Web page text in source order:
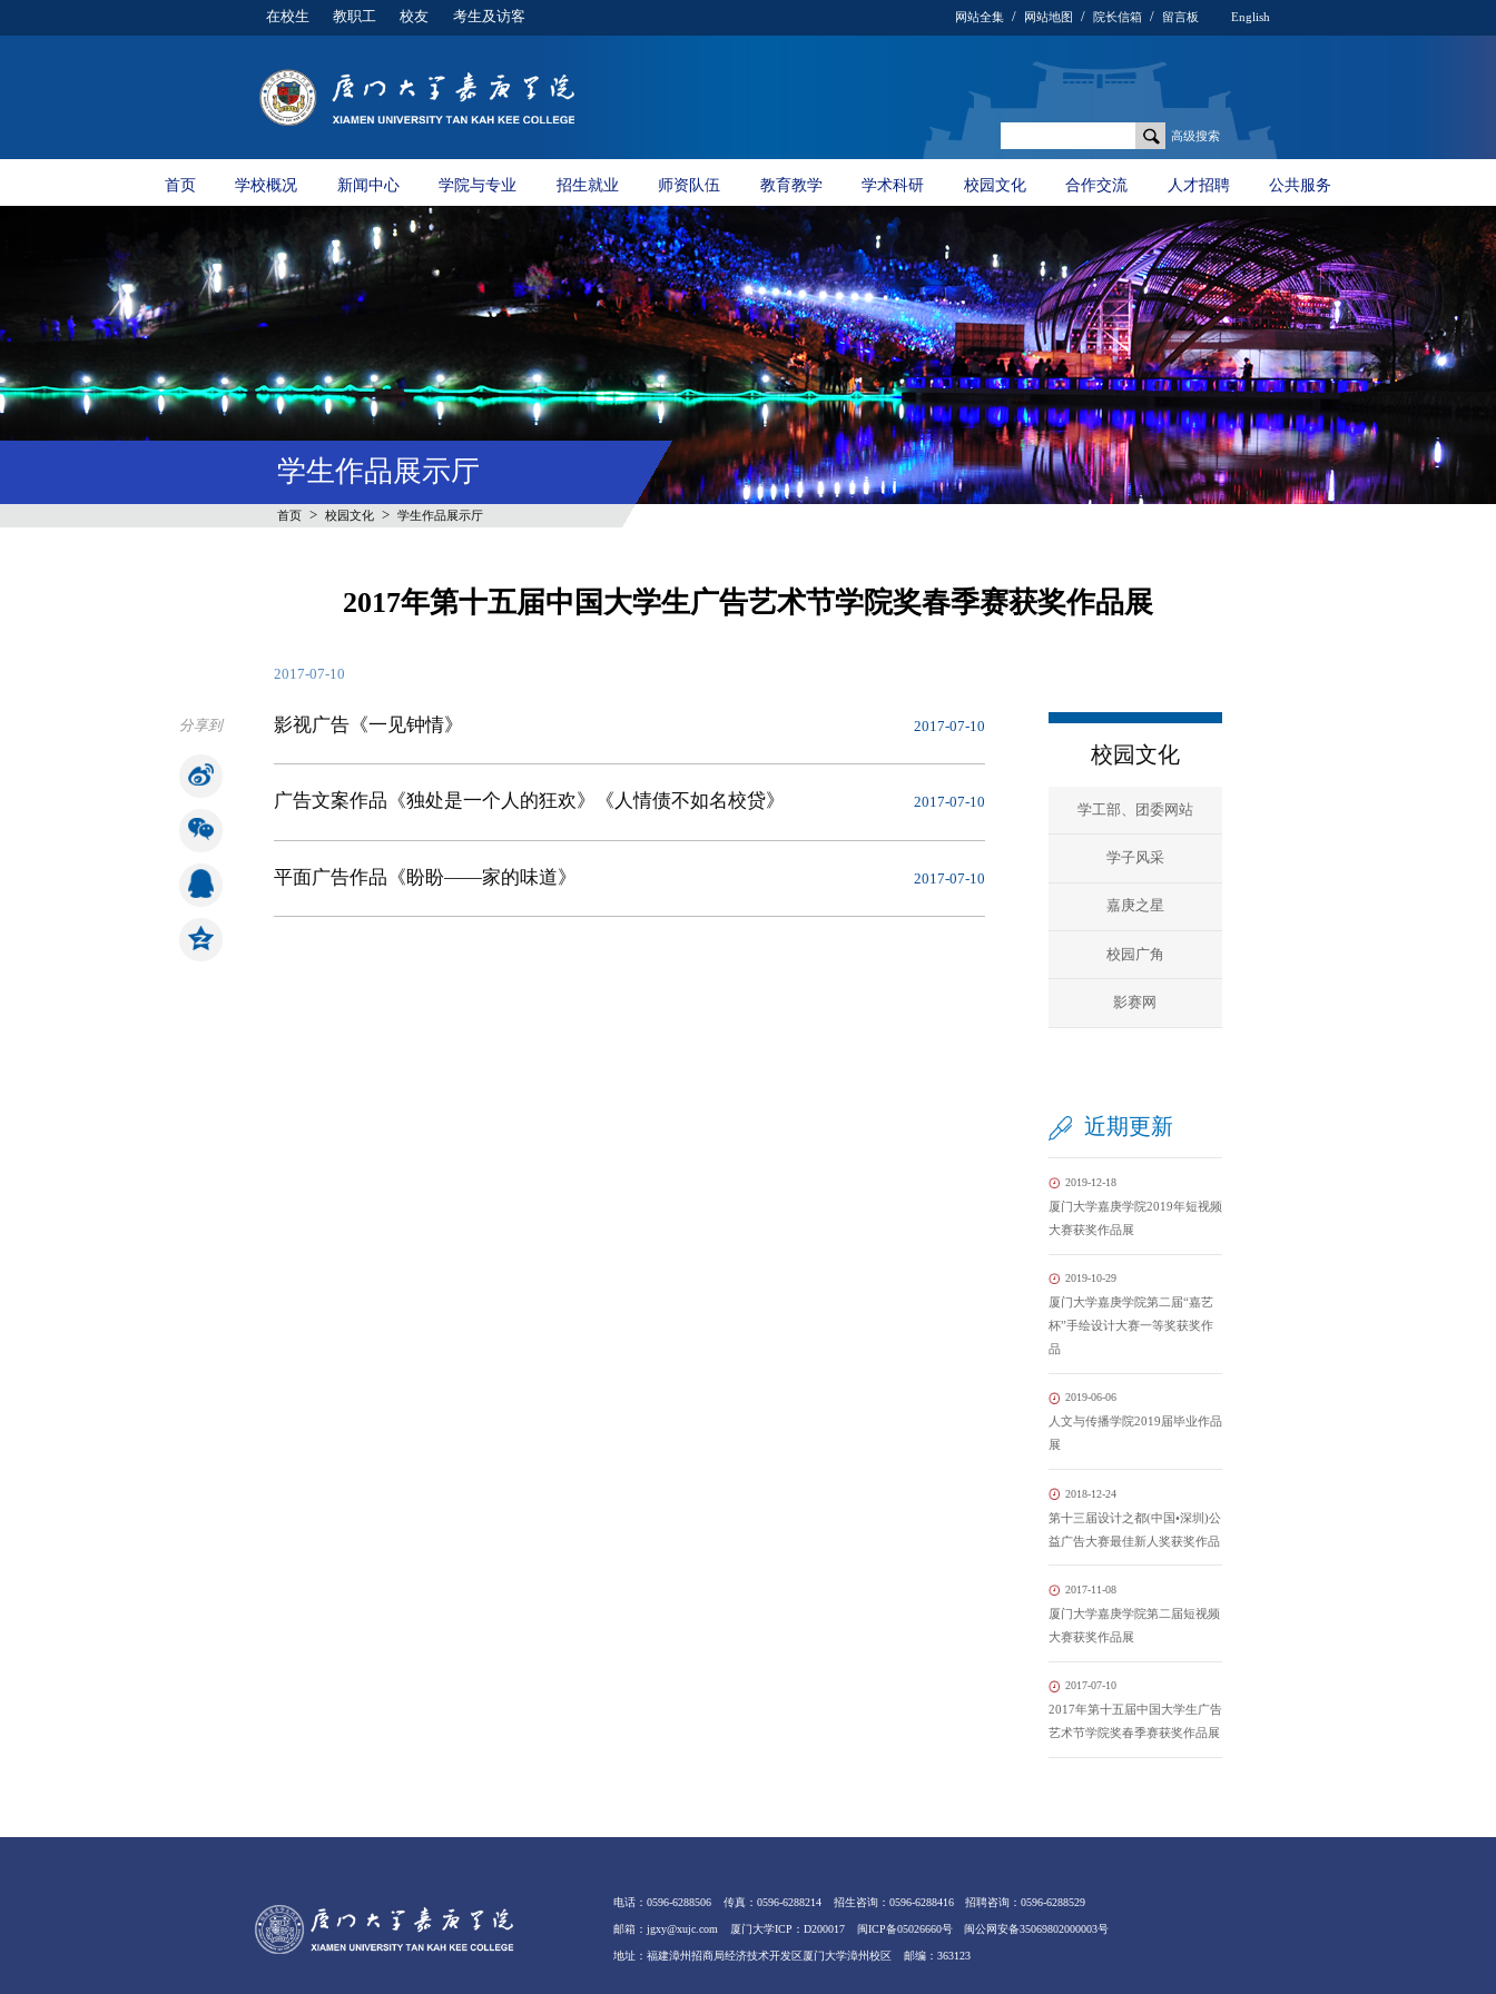
在校生 教职工 校友 考生及访客 网站全集 / 网站地图 / 院长信箱 / 留言板 English
高级搜索
首页 学校概况 新闻中心 学院与专业 招生就业 师资队伍 教育教学 学术科研 校园文化 合作交流 人才招聘 公共服务
学生作品展示厅
首页 > 校园文化 > 学生作品展示厅
2017年第十五届中国大学生广告艺术节学院奖春季赛获奖作品展
2017-07-10
校园文化
学工部、团委网站
学子风采
嘉庚之星
校园广角
影赛网
近期更新
2019-12-18
厦门大学嘉庚学院2019年短视频
大赛获奖作品展
2019-10-29
厦门大学嘉庚学院第二届“嘉艺
杯”手绘设计大赛一等奖获奖作
品
2019-06-06
人文与传播学院2019届毕业作品
展
2018-12-24
第十三届设计之都(中国•深圳)公
益广告大赛最佳新人奖获奖作品
2017-11-08
厦门大学嘉庚学院第二届短视频
大赛获奖作品展
2017-07-10
2017年第十五届中国大学生广告
艺术节学院奖春季赛获奖作品展
分享到 影视广告《一见钟情》 2017-07-10
广告文案作品《独处是一个人的狂欢》《人情债不如名校贷》 2017-07-10
平面广告作品《盼盼——家的味道》 2017-07-10
电话：0596-6288506 传真：0596-6288214 招生咨询：0596-6288416 招聘咨询：0596-6288529
邮箱：jgxy@xujc.com 厦门大学ICP：D200017 闽ICP备05026660号 闽公网安备35069802000003号
地址：福建漳州招商局经济技术开发区厦门大学漳州校区 邮编：363123